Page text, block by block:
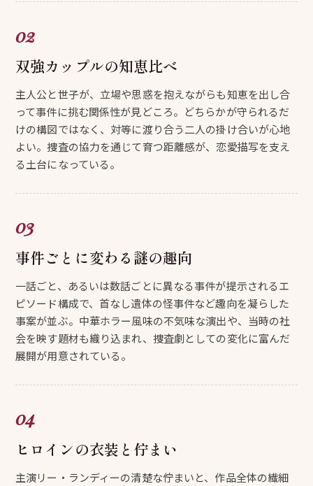
双強カップルの知恵比べ
主人公と世子が、立場や思惑を抱えながらも知恵を出し合
って事件に挑む関係性が見どころ。どちらかが守られるだ
けの構図ではなく、対等に渡り合う二人の掛け合いが心地
よい。捜査の協力を通じて育つ距離感が、恋愛描写を支え
る土台になっている。
事件ごとに変わる謎の趣向
一話ごと、あるいは数話ごとに異なる事件が提示されるエ
ピソード構成で、首なし遺体の怪事件など趣向を凝らした
事案が並ぶ。中華ホラー風味の不気味な演出や、当時の社
会を映す題材も織り込まれ、捜査劇としての変化に富んだ
展開が用意されている。
ヒロインの衣装と佇まい
主演リー・ランディーの清楚な佇まいと、作品全体の繊細